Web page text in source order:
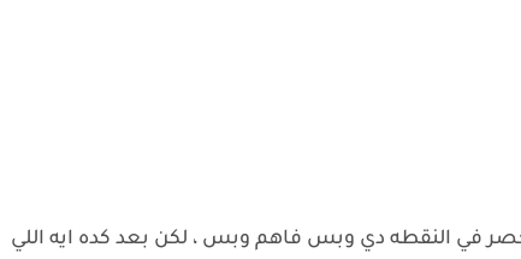
في النقطه دي وبس فاهم وبس ، لكن بعد كده ايه اللي